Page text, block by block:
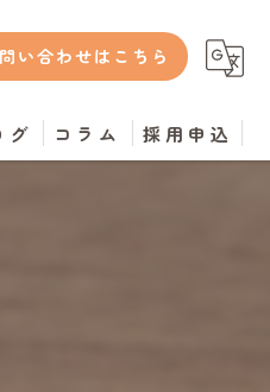
い合わせはこちら
グ コラム 採用申込